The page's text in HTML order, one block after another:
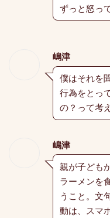
ずっと怒っ
嶋津
僕はそれを
行為をとっ
の？って考
嶋津
親が子ども
ラーメンを
うこと。文
動は、スマ